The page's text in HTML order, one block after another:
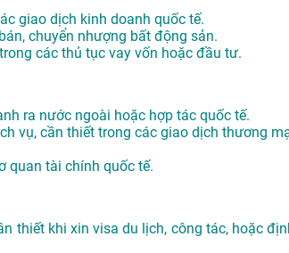
giao dịch kinh doanh quốc tế.
chuyển nhượng bất động sản.
các thủ tục vay vốn hoặc đầu tư.
ra nước ngoài hoặc hợp tác quốc tế.
vụ, cần thiết trong các giao dịch thương
quan tài chính quốc tế.
thiết khi xin visa du lịch, công tác, hoặc